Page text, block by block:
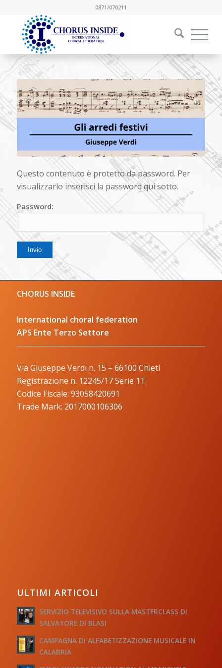
0871/070211
Questo contenuto è protetto da password. Per
visualizzarlo inserisci la password qui sotto.
Password:
CHORUS INSIDE
International choral federation
APS Ente Terzo Settore
Via Giuseppe Verdi n. 15 – 66100 Chieti
Registrazione n. 12245/17 Serie 1T
Codice Fiscale: 93058420691
Trade Mark: 2017000106306
ULTIMI ARTICOLI
SERVIZIO TELEVISIVO SULLA MASTERCLASS DI
SALVATORE DI BLASI
CAMPAGNA DI ALFABETIZZAZIONE MUSICALE IN
CALABRIA